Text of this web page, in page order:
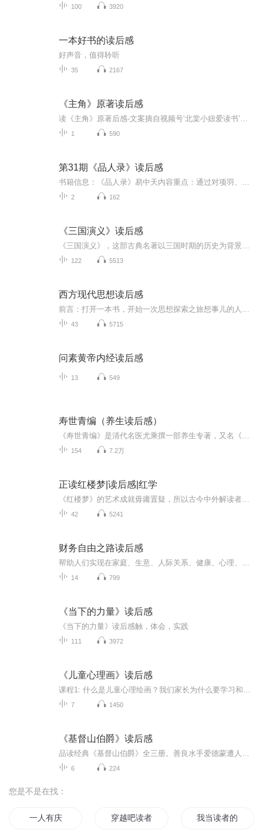
100 3920
一本好书的读后感
好声音，值得聆听
35 2167
《主角》原著读后感
1 590
第31期《品人录》读后感
2 162
《三国演义》读后感
122 5513
西方现代思想读后感
43 5715
问素黄帝内经读后感
13 549
寿世青编（养生读后感）
154 7.2万
正读红楼梦|读后感|红学
42 5241
财务自由之路读后感
14 799
《当下的力量》读后感
《当下的力量》读后感触，体会，实践
111 3972
《儿童心理画》读后感
7 1450
《基督山伯爵》读后感
6 224
您是不是在找：
一人有庆 穿越吧读者 我当读者的小感触